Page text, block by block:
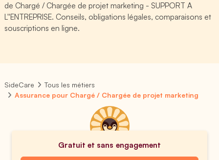
de Chargé / Chargée de projet marketing - SUPPORT A
L''ENTREPRISE. Conseils, obligations légales, comparaisons et
souscriptions en ligne.
SideCare
Tous les métiers
Assurance pour Chargé / Chargée de projet marketing
Gratuit et sans engagement